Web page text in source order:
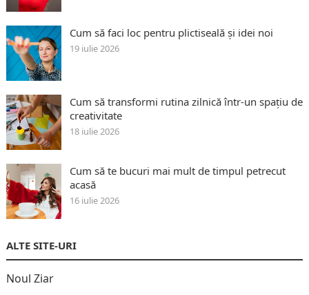
Cum să faci loc pentru plictiseală și idei noi
19 iulie 2026
Cum să transformi rutina zilnică într-un spațiu de
creativitate
18 iulie 2026
Cum să te bucuri mai mult de timpul petrecut
acasă
16 iulie 2026
ALTE SITE-URI
Noul Ziar